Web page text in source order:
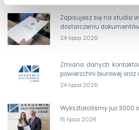
Zapisujesz się na studia
dostarczeniu
24 lipca 2026
Zmiana danych
powierzchni biurowej
24 lipca 2026
Wykształciliśmy już 3000
15 lipca 2026